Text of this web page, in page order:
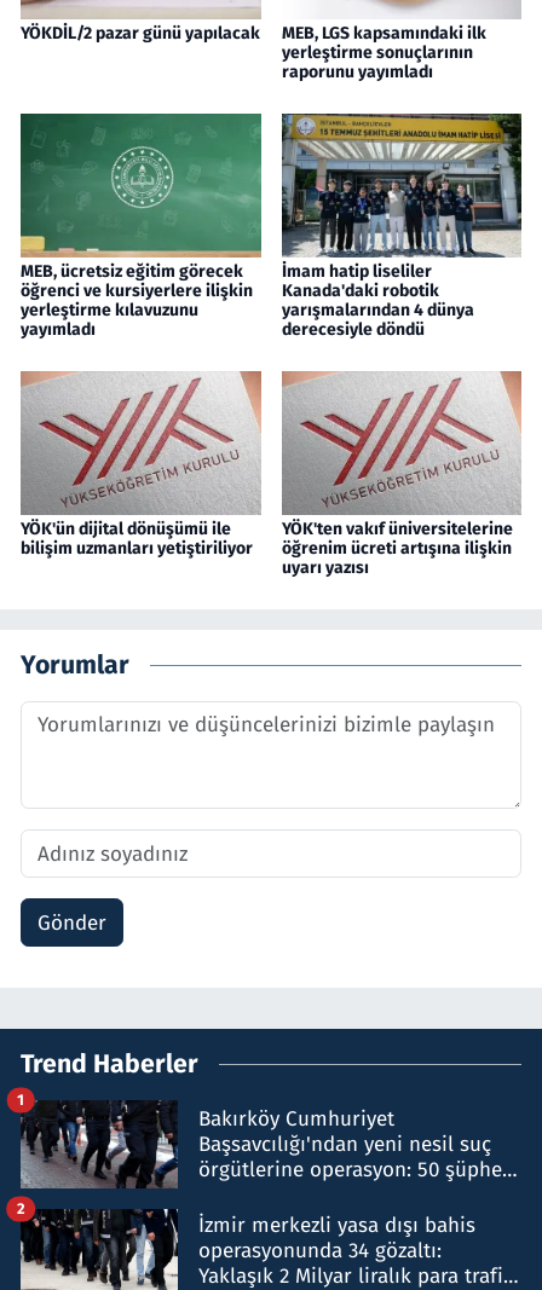
YÖKDİL/2 pazar günü yapılacak
MEB, LGS kapsamındaki ilk
yerleştirme sonuçlarının
raporunu yayımladı
MEB, ücretsiz eğitim görecek
öğrenci ve kursiyerlere ilişkin
yerleştirme kılavuzunu
yayımladı
İmam hatip liseliler
Kanada'daki robotik
yarışmalarından 4 dünya
derecesiyle döndü
YÖK'ün dijital dönüşümü ile
bilişim uzmanları yetiştiriliyor
YÖK'ten vakıf üniversitelerine
öğrenim ücreti artışına ilişkin
uyarı yazısı
Yorumlar
Gönder
Trend Haberler
Bakırköy Cumhuriyet
Başsavcılığı'ndan yeni nesil suç
örgütlerine operasyon: 50 şüpheli
1
İzmir merkezli yasa dışı bahis
operasyonunda 34 gözaltı:
Yaklaşık 2 Milyar liralık para trafiği
2